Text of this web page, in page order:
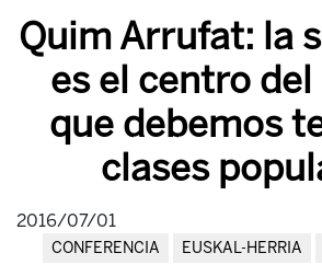
Quim Arrufat: la
es el centro
que debemos
clases
2016/07/01
CONFERENCIA EUSKAL-HERRIA